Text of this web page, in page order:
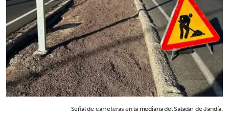
Señal de carreteras en la mediana del Saladar de Jandía.